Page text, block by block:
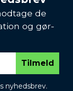
de
og gør-
Tilmeld
nyhedsbrev.